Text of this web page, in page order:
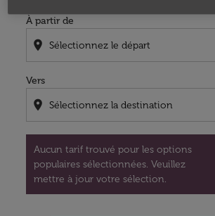
À partir de
location_on
Vers
location_on
Aucun tarif trouvé pour les options
populaires sélectionnées. Veuillez
mettre à jour votre sélection.